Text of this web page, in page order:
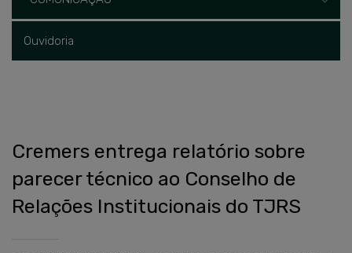
Ouvidoria
Cremers entrega relatório sobre
parecer técnico ao Conselho de
Relações Institucionais do TJRS